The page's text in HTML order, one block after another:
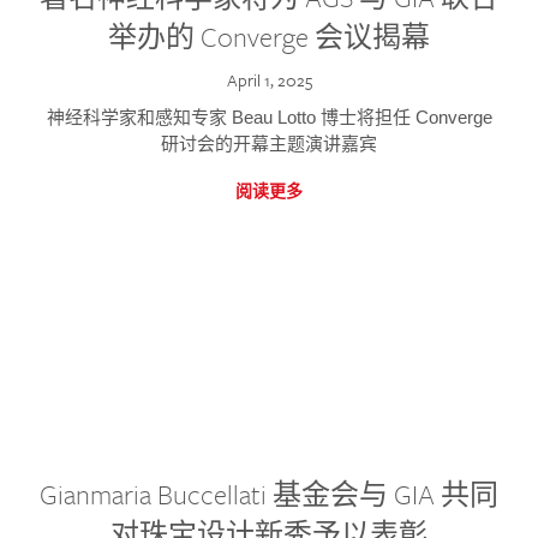
举办的 Converge 会议揭幕
April 1, 2025
神经科学家和感知专家 Beau Lotto 博士将担任 Converge
研讨会的开幕主题演讲嘉宾
阅读更多
Gianmaria Buccellati 基金会与 GIA 共同